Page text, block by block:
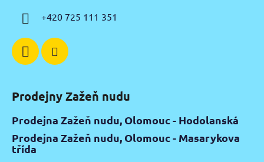
+420 725 111 351
Prodejny Zažeň nudu
Prodejna Zažeň nudu, Olomouc - Hodolanská
Prodejna Zažeň nudu, Olomouc - Masarykova
třída